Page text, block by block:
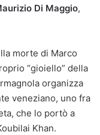
Di Maggio,
morte di Marco
“gioiello” della
organizza
veneziano, uno fra
che lo portò a
Khan.